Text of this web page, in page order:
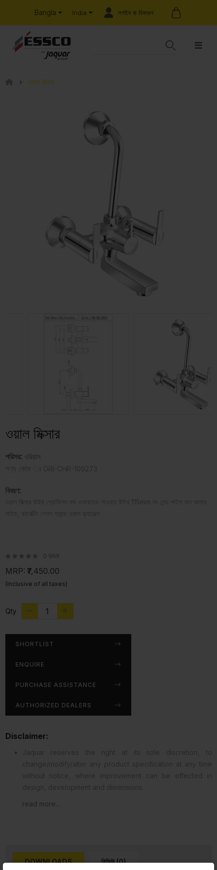
Bangla India লগইন বা নিবন্ধন
ওয়াল মিক্সার
ওয়াল মিক্সার
পরিসর: ওরিয়ান
বিবরণ:
0 রিভিউ
MRP: ₹7,450.00
(Inclusive of all taxes)
Qty
SHORTLIST
ENQUIRE
PURCHASE ASSISTANCE
AUTHORIZED DEALERS
Disclaimer:
read more...
DOWNLOADS রিভিউ (0)